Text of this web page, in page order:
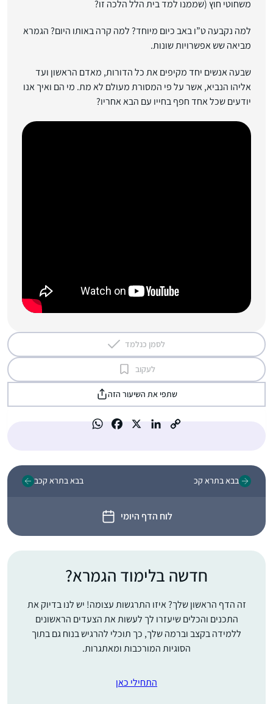
משחוטי חוץ (שממנו למד בית הלל הלכה זו?
למה נקבעה ט”ו באב כיום מיוחד? למה קרה באותו היום? הגמרא
מביאה שש אפשרויות שונות.
שבעה אנשים יחד מקיפים את כל הדורות, מאדם הראשון ועד
אליהו הנביא, אשר על פי המסורת מעולם לא מת. מי הם ואיך אנו
יודעים שכל אחד חפף בחייו עם הבא אחריו?
לסמן כנלמד
לעקוב
שתפי את השיעור הזה
בבא בתרא קכ
לוח הדף היומי
בבא בתרא קכב
חדשה בלימוד הגמרא?
זה הדף הראשון שלך? איזו התרגשות עצומה! יש לנו בדיוק את
התכנים והכלים שיעזרו לך לעשות את הצעדים הראשונים
ללמידה בקצב וברמה שלך, כך תוכלי להרגיש בנוח גם בתוך
הסוגיות המורכבות ומאתגרות.
התחילי כאן